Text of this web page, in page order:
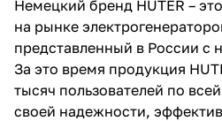
Немецкий бренд HUTER –
на рынке
представленный в России с
За это время продукция
тысяч пользователей по
своей надежности,
об оплате Плайтом
Остались